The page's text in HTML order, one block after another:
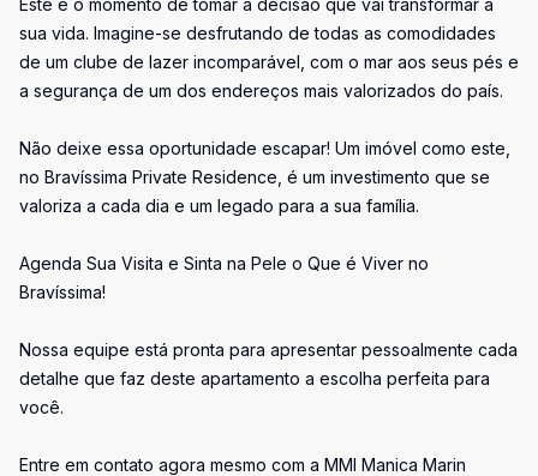
Este é o momento de tomar a decisão que vai transformar a
sua vida. Imagine-se desfrutando de todas as comodidades
de um clube de lazer incomparável, com o mar aos seus pés e
a segurança de um dos endereços mais valorizados do país.
Não deixe essa oportunidade escapar! Um imóvel como este,
no Bravíssima Private Residence, é um investimento que se
valoriza a cada dia e um legado para a sua família.
Agenda Sua Visita e Sinta na Pele o Que é Viver no
Bravíssima!
Nossa equipe está pronta para apresentar pessoalmente cada
detalhe que faz deste apartamento a escolha perfeita para
você.
Entre em contato agora mesmo com a MMI Manica Marin